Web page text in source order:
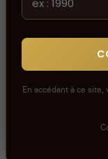
En accédant à ce